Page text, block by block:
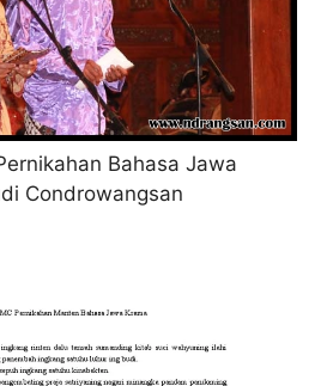
Bahasa Jawa
Condrowangsan